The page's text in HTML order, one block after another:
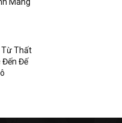
Từ Thất
Đến Đế